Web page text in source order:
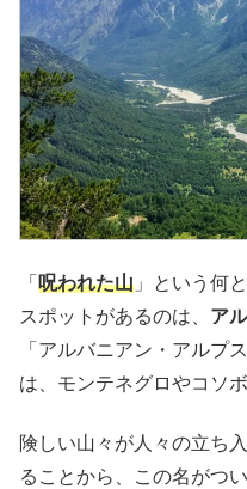
「 呪われた山 」という何
スポットがあるのは、 ア
「アルバニアン・アルプ
は、モンテネグロやコソボ
険しい山々が人々の立ち
ることから、この名がつ